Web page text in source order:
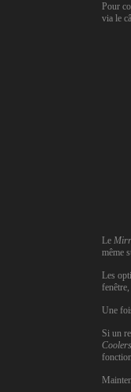
Pour
via le
Le
même
Les
Une
Si un
Coolers